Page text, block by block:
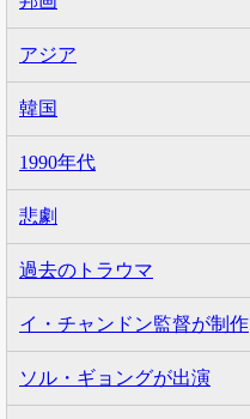
アジア
韓国
1990年代
悲劇
過去のトラウマ
イ・チャンドン監督が制作
ソル・ギョングが出演